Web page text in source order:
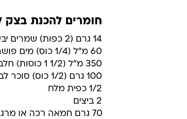
חומרים להכנת בצק ל-12-18
14 גרם (2 כפות) שמרים יבשים
60 מ"ל (1/4 כוס) מים פושרים
350 מ"ל (1/2 1 כוסות) חלב פושר
100 גרם (1/2 כוס) סוכר לבן
1/2 כפית מלח
2 ביצים
70 גרם חמאה רכה או